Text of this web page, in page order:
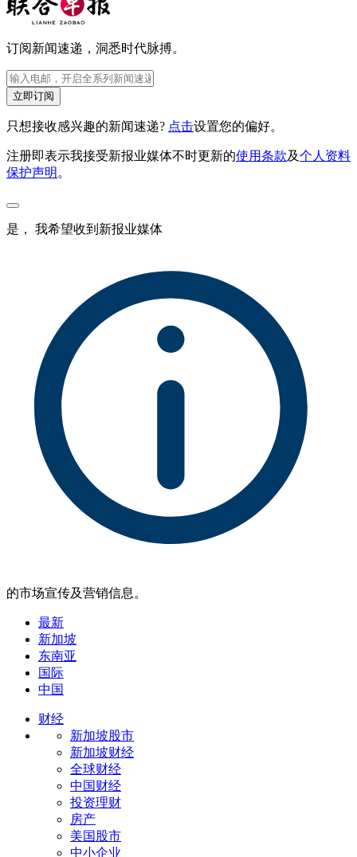
订阅新闻速递，洞悉时代脉搏。
立即订阅
只想接收感兴趣的新闻速递? 点击设置您的偏好。
注册即表示我接受新报业媒体不时更新的使用条款及个人资料
保护声明 。
是， 我希望收到新报业媒体
的市场宣传及营销信息。
最新
新加坡
东南亚
国际
中国
财经
新加坡股市
新加坡财经
全球财经
中国财经
投资理财
房产
美国股市
中小企业